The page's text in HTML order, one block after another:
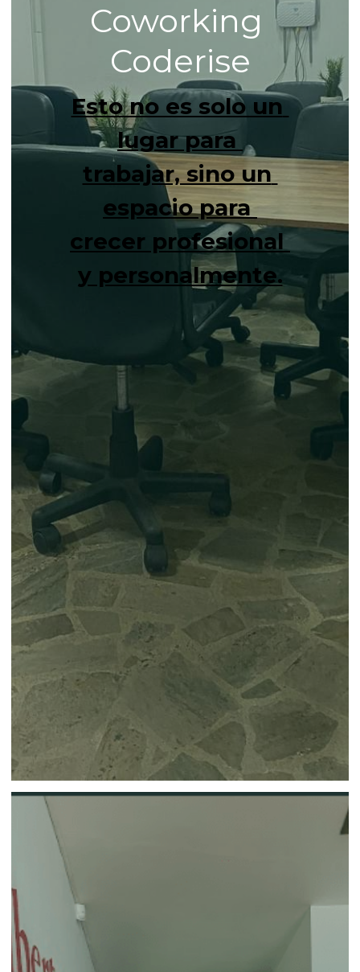
Coworking
Coderise
Esto no es solo un
lugar para
trabajar, sino un
espacio para
crecer profesional
y personalmente.